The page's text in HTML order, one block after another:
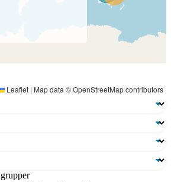
Leaflet | Map data ©OpenStreetMapcontributors